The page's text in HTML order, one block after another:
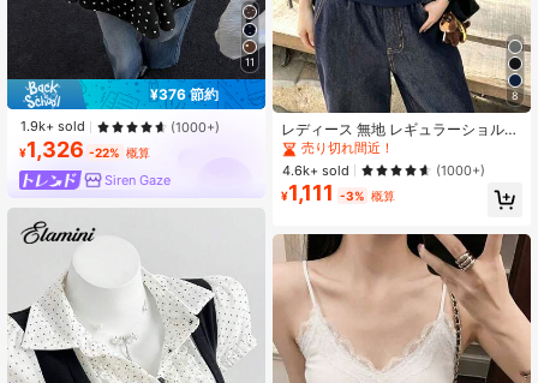
11
¥376 節約
1.9k+ sold (1000+)
¥1,326 -22% 概算
Siren Gaze
8
レディース 無地 レギュラーショルダ
ー 半袖Tシャツ ラウンドネック スリ
ムフィット 美シルエット 伸縮性 軽
量 通気性 快適 夏用 万能 オールマッ
チ トップス
売り切れ間近！
4.6k+ sold
(1000+)
¥1,111 -3% 概算